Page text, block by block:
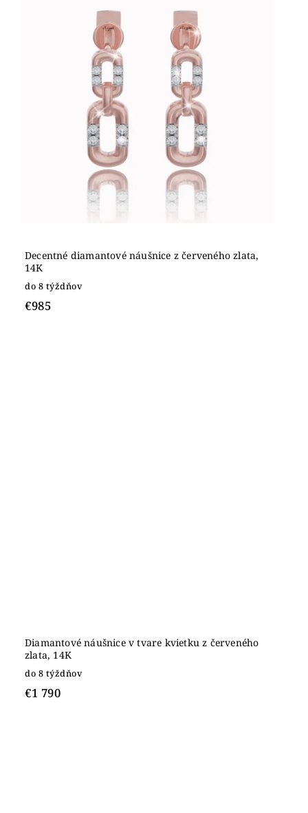
Decentné diamantové náušnice z červeného zlata,
14K
do 8 týždňov
€985
Diamantové náušnice v tvare kvietku z červeného
zlata, 14K
do 8 týždňov
€1 790